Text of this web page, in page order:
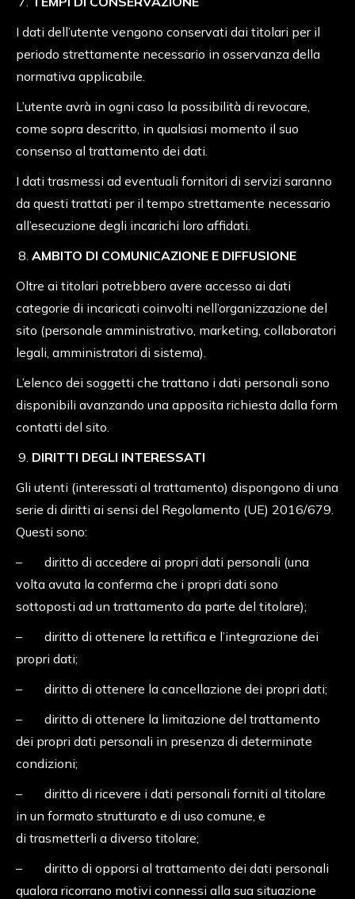
I dati dell’utente vengono conservati dai titolari per il
periodo strettamente necessario in osservanza della
normativa applicabile.
L’utente avrà in ogni caso la possibilità di revocare,
come sopra descritto, in qualsiasi momento il suo
consenso al trattamento dei dati.
I dati trasmessi ad eventuali fornitori di servizi saranno
da questi trattati per il tempo strettamente necessario
all’esecuzione degli incarichi loro affidati.
AMBITO DI COMUNICAZIONE E DIFFUSIONE
Oltre ai titolari potrebbero avere accesso ai dati
categorie di incaricati coinvolti nell’organizzazione del
sito (personale amministrativo, marketing, collaboratori
legali, amministratori di sistema).
L’elenco dei soggetti che trattano i dati personali sono
disponibili avanzando una apposita richiesta dalla form
contatti del sito.
DIRITTI DEGLI INTERESSATI
Gli utenti (interessati al trattamento) dispongono di una
serie di diritti ai sensi del Regolamento (UE) 2016/679.
Questi sono:
– diritto di accedere ai propri dati personali (una
volta avuta la conferma che i propri dati sono
sottoposti ad un trattamento da parte del titolare);
– diritto di ottenere la rettifica e l’integrazione dei
propri dati;
– diritto di ottenere la cancellazione dei propri dati;
– diritto di ottenere la limitazione del trattamento
dei propri dati personali in presenza di determinate
condizioni;
– diritto di ricevere i dati personali forniti al titolare
in un formato strutturato e di uso comune, e
di trasmetterli a diverso titolare;
– diritto di opporsi al trattamento dei dati personali
qualora ricorrano motivi connessi alla sua situazione